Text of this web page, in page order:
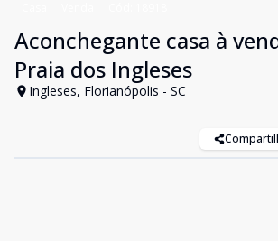
Aconchegante casa à
Praia dos Ingleses
Ingleses, Florianópolis - SC